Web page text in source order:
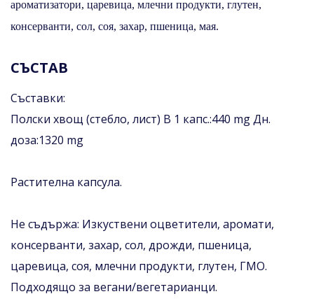
ароматизатори, царевица, млечни продукти, глутен,
консерванти, сол, соя, захар, пшеница, мая.
СЪСТАВ
Съставки:
Полски хвощ (стебло, лист) В 1 капс.:440 mg Дн.
доза:1320 mg
Растителна капсула.
Не съдържа: Изкуствени оцветители, аромати,
консерванти, захар, сол, дрожди, пшеница,
царевица, соя, млечни продукти, глутен, ГМО.
Подходящо за вегани/вегетарианци.